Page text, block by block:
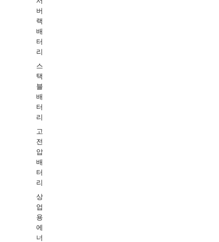
버
랙
배
터
리
스
택
블
배
터
리
고
전
압
배
터
리
상
업
용
에
너